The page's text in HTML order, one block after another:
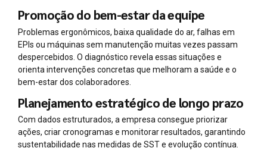
Promoção do bem-estar da equipe
Problemas ergonômicos, baixa qualidade do ar, falhas em
EPIs ou máquinas sem manutenção muitas vezes passam
despercebidos. O diagnóstico revela essas situações e
orienta intervenções concretas que melhoram a saúde e o
bem-estar dos colaboradores.
Planejamento estratégico de longo prazo
Com dados estruturados, a empresa consegue priorizar
ações, criar cronogramas e monitorar resultados, garantindo
sustentabilidade nas medidas de SST e evolução contínua.